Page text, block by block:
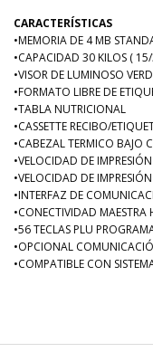
CARACTERÍSTICAS
•MEMORIA DE 4 MB
•CAPACIDAD 30 KILOS (
•VISOR DE LUMINOSO
•FORMATO LIBRE DE
•TABLA NUTRICIONAL
•CASSETTE RECIBO/
•CABEZAL TERMICO BAJO
•VELOCIDAD DE
•VELOCIDAD DE
•INTERFAZ DE
•CONECTIVIDAD MAESTRA
•56 TECLAS PLU
•OPCIONAL
•COMPATIBLE CON